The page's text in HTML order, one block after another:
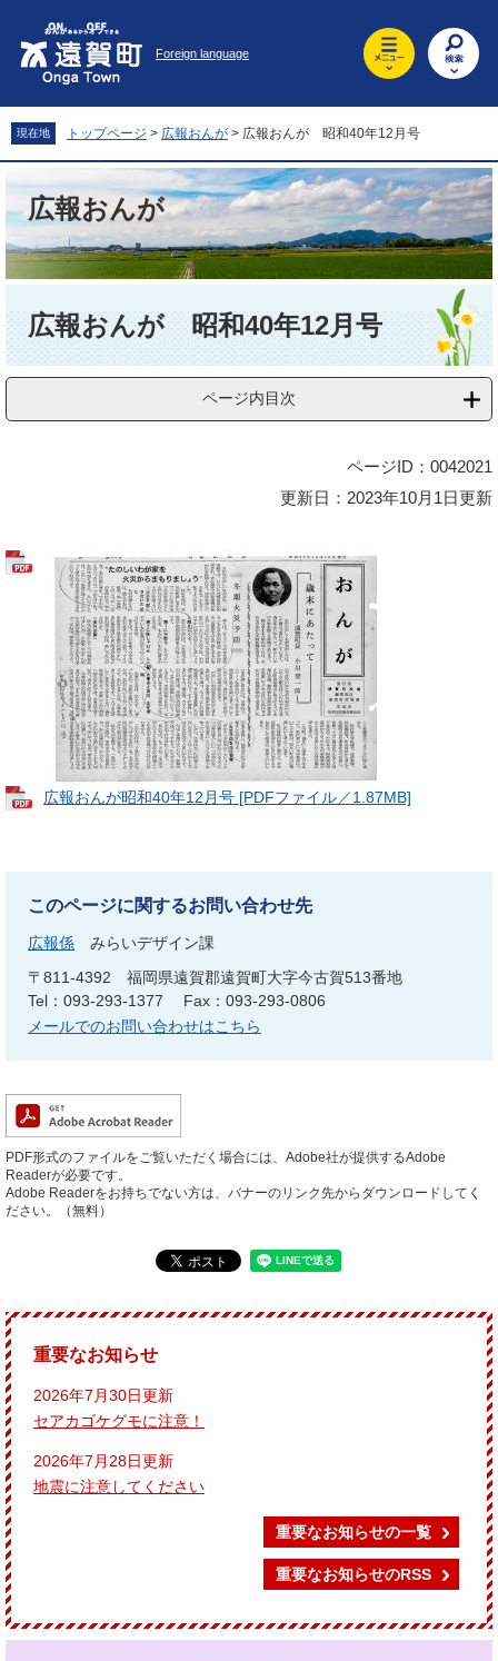
先
頭
を
飛
文
へ
Foreign language
現在地 トップページ > 広報おんが > 広報おんが 昭和40年12月号
広報おんが
広報おんが 昭和40年12月号
ページ内目次
ページID：0042021
更新日：2023年10月1日更新
広報おんが昭和40年12月号 [PDFファイル／1.87MB]
このページに関するお問い合わせ先
広報係
みらいデザイン課
〒811-4392
福岡県遠賀郡遠賀町大字今古賀513番地
Tel：093-293-1377
Fax：093-293-0806
メールでのお問い合わせはこちら
PDF形式のファイルをご覧いただく場合には、Adobe社が提供するAdobe
Readerが必要です。
Adobe Readerをお持ちでない方は、バナーのリンク先からダウンロードしてく
ださい。（無料）
重要なお知らせ
2026年7月30日更新
セアカゴケグモに注意！
2026年7月28日更新
地震に注意してください
重要なお知らせの一覧
重要なお知らせのRSS